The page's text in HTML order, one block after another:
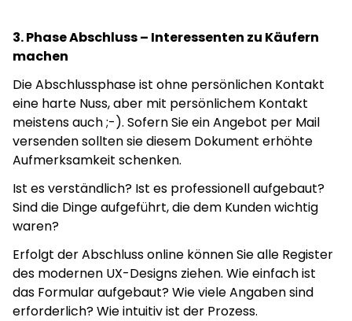
3. Phase Abschluss – Interessenten zu Käufern
machen
Die Abschlussphase ist ohne persönlichen Kontakt
eine harte Nuss, aber mit persönlichem Kontakt
meistens auch ;-). Sofern Sie ein Angebot per Mail
versenden sollten sie diesem Dokument erhöhte
Aufmerksamkeit schenken.
Ist es verständlich? Ist es professionell aufgebaut?
Sind die Dinge aufgeführt, die dem Kunden wichtig
waren?
Erfolgt der Abschluss online können Sie alle Register
des modernen UX-Designs ziehen. Wie einfach ist
das Formular aufgebaut? Wie viele Angaben sind
erforderlich? Wie intuitiv ist der Prozess.